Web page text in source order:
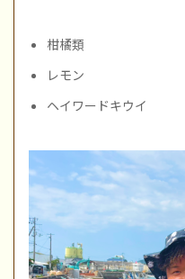
柑橘類
レモン
ヘイワードキウイ